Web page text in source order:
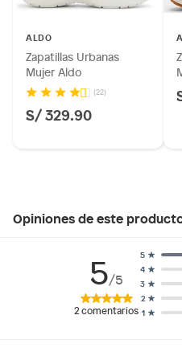
ALDO
Zapatillas Urbanas
Mujer Aldo
(22)
S/ 329.90
Opiniones de este
5/5
2comentarios 1
2
3
4
5